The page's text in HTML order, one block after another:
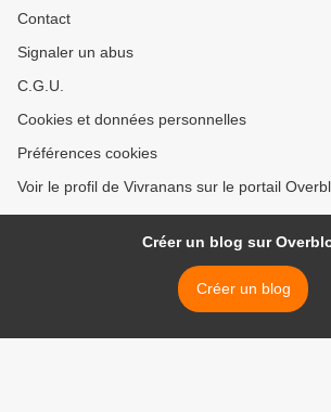
Contact
Signaler un abus
C.G.U.
Cookies et données personnelles
Préférences cookies
Voir le profil de Vivranans sur le portail
Créer un blog sur
Créer un blog